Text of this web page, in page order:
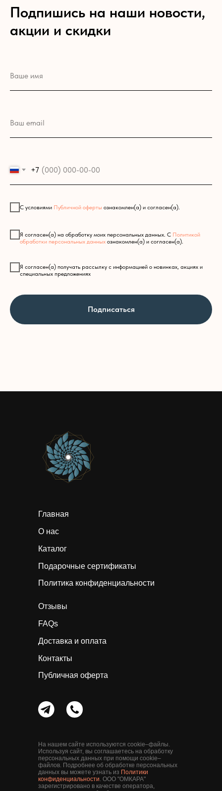
Подпишись на наши новости,
акции и скидки
+7
С условиями Публичной оферты ознакомлен(а) и согласен(а).
Я согласен(а) на обработку моих персональных данных. С Политикой
обработки персональных данных ознакомлен(а) и согласен(а).
Я согласен(а) получать рассылку с информацией о новинках, акциях и
специальных предложениях
Подписаться
Отзывы
FAQs
Доставка и оплата
Контакты
Публичная оферта
Главная
О нас
Каталог
Подарочные сертификаты
Политика конфиденциальности
На нашем сайте используются cookie–файлы.
Используя сайт, вы соглашаетесь на обработку
персональных данных при помощи cookie–
файлов. Подробнее об обработке персональных
данных вы можете узнать из Политики
конфиденциальности. ООО "ОМКАРА"
зарегистрировано в качестве оператора,